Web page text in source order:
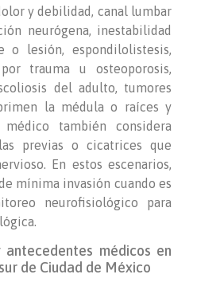
y debilidad, canal lumbar
neurógena, inestabilidad
o lesión, espondilolistesis,
trauma u osteoporosis,
del adulto, tumores
la médula o raíces y
también considera
previas o cicatrices que
En estos escenarios,
mínima invasión cuando es
neurofisiológico para
médicos en
de Ciudad de México